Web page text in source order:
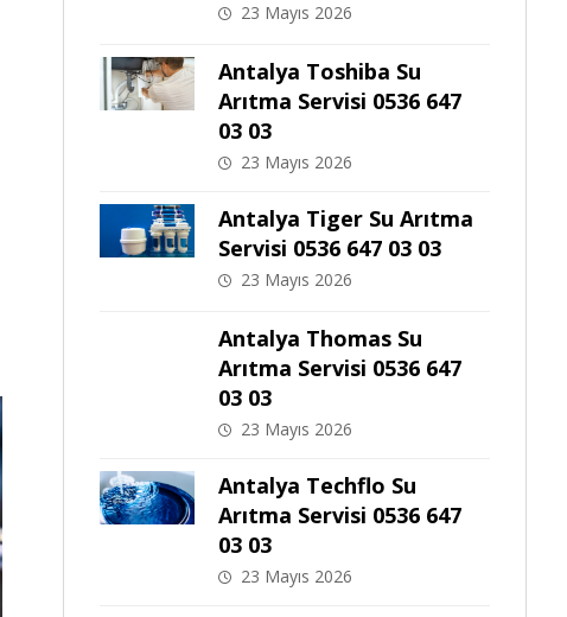
23 Mayıs 2026
Antalya Toshiba Su
Arıtma Servisi 0536 647
03 03
23 Mayıs 2026
Antalya Tiger Su Arıtma
Servisi 0536 647 03 03
23 Mayıs 2026
Antalya Thomas Su
Arıtma Servisi 0536 647
03 03
23 Mayıs 2026
Antalya Techflo Su
Arıtma Servisi 0536 647
03 03
23 Mayıs 2026